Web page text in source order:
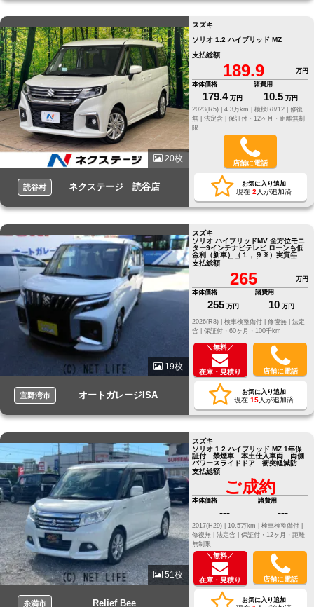
20枚
読谷村 ネクステージ 読谷店
スズキ
ソリオ 1.2 ハイブリッド MZ
支払総額
189.9
万円
本体価格
179.4 万円
諸費用
10.5 万円
2023(R5) |
4.3万km | 検検R8/12 | 修復
無 | 法定含 | 保証付・12ヶ月・距離無制
限
店舗に電話
お気に入り追加
現在 2 人が追加済
19枚
宜野湾市 オートガレージISA
スズキ
ソリオ ハイブリッドMV 全方位モニ
ター9インチナビテレビ ローンも低
金利（新車）（１，９％）実質年率
使えます。最長１０年（１２０回）
自由返済ローン
支払総額
265
万円
本体価格
255 万円
諸費用
10 万円
修復無 | 法定
含 | 保証付・60ヶ月・100千km
＼無料／
在庫・見積り 店舗に電話
お気に入り追加
現在 15人が追加済
51枚
糸満市 Relief Bee
スズキ
ソリオ 1.2 ハイブリッド MZ 1年保
証付 禁煙車 本土仕入車両 両側
パワースライドドア 衝突軽減防止
システム SDナビ フルセグ
支払総額
ご成約
本体価格
---
諸費用
---
2017(H29) | 10.5万km |
検車検整備付 |
修復無 | 法定含 | 保証付・12ヶ月・距離
無制限
＼無料／
在庫・見積り 店舗に電話
お気に入り追加